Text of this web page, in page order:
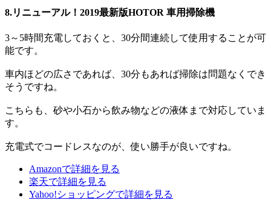
8.リニューアル！2019最新版HOTOR 車用掃除機
3～5時間充電しておくと、30分間連続して使用することが可
能です。
車内ほどの広さであれば、30分もあれば掃除は問題なくでき
そうですね。
こちらも、砂や小石から飲み物などの液体まで対応していま
す。
充電式でコードレスなのが、使い勝手が良いですね。
Amazonで詳細を見る
楽天で詳細を見る
Yahoo!ショッピングで詳細を見る